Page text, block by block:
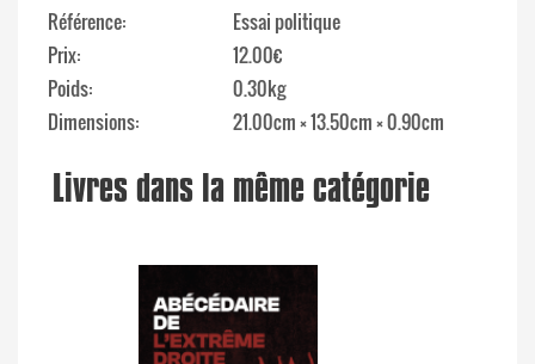
Référence
Essai politique
Prix
12.00€
Poids
0.30kg
Dimensions
21.00cm × 13.50cm × 0.90cm
Livres dans la même catégorie